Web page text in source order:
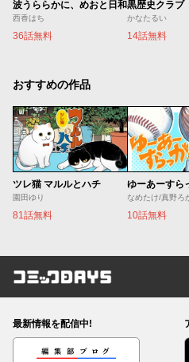
波うららかに、めおと日和
西香はち
36話無料
黒歴史クラブ
かなたるい
14話無料
おすすめの作品
ツレ猫 マルルとハチ
園田ゆり
81話無料
ゆーあーすら
なめたけ/真野ろ
10話無料
コミックDAYS
最新情報を配信中!
編集部ブログ